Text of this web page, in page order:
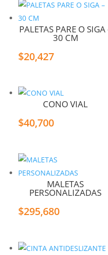
PALETAS PARE O SIGA
30 CM
$20,427
CONO VIAL
$40,700
MALETAS
PERSONALIZADAS
$295,680